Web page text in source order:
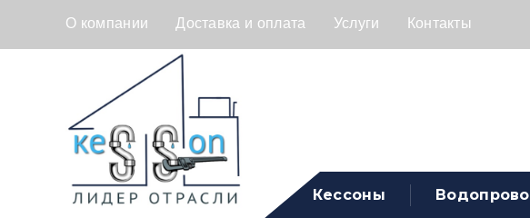
О компании Доставка и оплата Услуги Контакты
Кессоны